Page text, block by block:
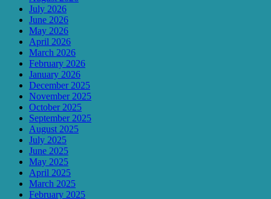
July 2026
June 2026
May 2026
April 2026
March 2026
February 2026
January 2026
December 2025
November 2025
October 2025
September 2025
August 2025
July 2025
June 2025
May 2025
April 2025
March 2025
February 2025